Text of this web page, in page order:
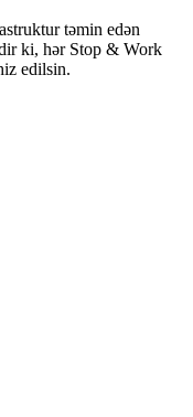
təmin edən
ki, hər Stop & Work
edilsin.